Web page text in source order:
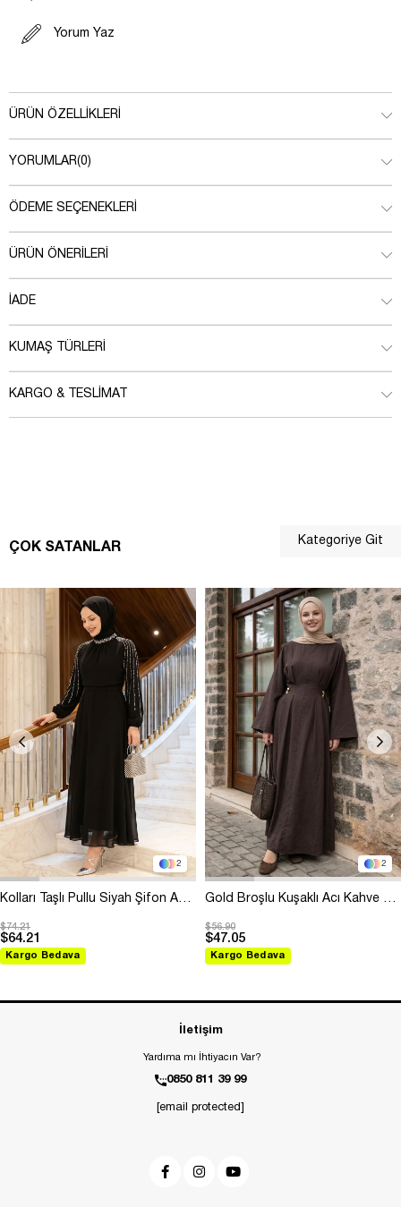
Yorum Yaz
ÜRÜN ÖZELLIKLERI
YORUMLAR(0)
ÖDEME SEÇENEKLERI
ÜRÜN ÖNERILERI
İADE
KUMAŞ TÜRLERI
KARGO & TESLIMAT
ÇOK SATANLAR
2
Kolları Taşlı Pullu Siyah Şifon Abiye
$74.21
$64.21
Kargo Bedava
2
Gold Broşlu Kuşaklı Acı Kahve Modal Elbise
$56.90
$47.05
Kargo Bedava
Kategoriye Git
İletişim
Yardıma mı İhtiyacın Var?
0850 811 39 99
[email protected]